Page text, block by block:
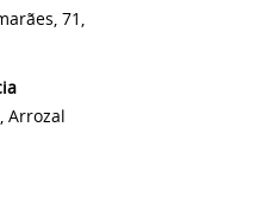
71,
Arrozal